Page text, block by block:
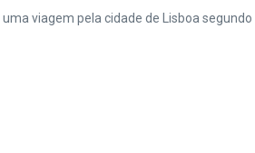
viagem pela cidade de Lisboa